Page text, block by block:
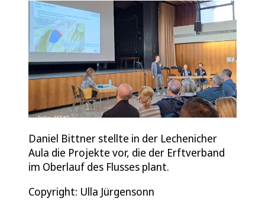
Daniel Bittner stellte in der Lechenicher
Aula die Projekte vor, die der Erftverband
im Oberlauf des Flusses plant.
Copyright: Ulla Jürgensonn